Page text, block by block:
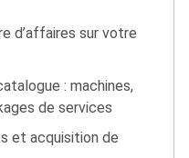
d’affaires sur votre
: machines,
de services
et acquisition de